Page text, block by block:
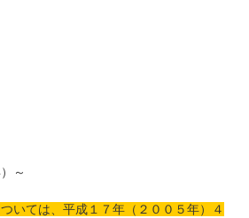
～
いては、平成１７年（２００５年）４